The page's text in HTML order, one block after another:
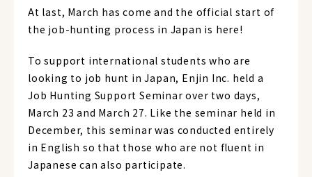
At last, March has come and the official start of
the job-hunting process in Japan is here!
To support international students who are
looking to job hunt in Japan, Enjin Inc. held a
Job Hunting Support Seminar over two days,
March 23 and March 27. Like the seminar held in
December, this seminar was conducted entirely
in English so that those who are not fluent in
Japanese can also participate.